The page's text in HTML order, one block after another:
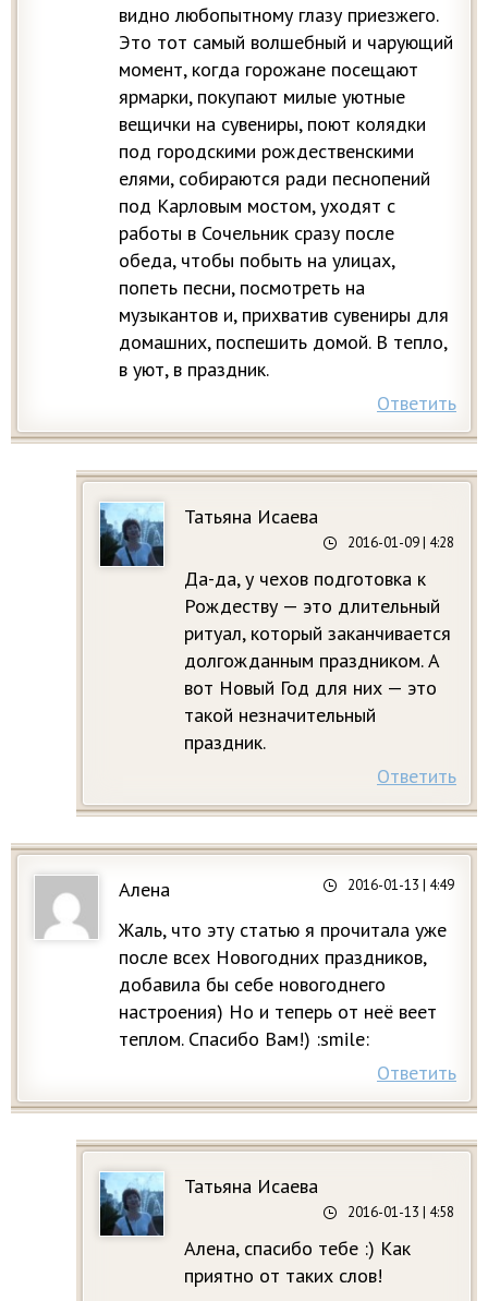
видно любопытному глазу приезжего.
Это тот самый волшебный и чарующий
момент, когда горожане посещают
ярмарки, покупают милые уютные
вещички на сувениры, поют колядки
под городскими рождественскими
елями, собираются ради песнопений
под Карловым мостом, уходят с
работы в Сочельник сразу после
обеда, чтобы побыть на улицах,
попеть песни, посмотреть на
музыкантов и, прихватив сувениры для
домашних, поспешить домой. В тепло,
в уют, в праздник.
Ответить
Татьяна Исаева
2016-01-09| 4:28
Да-да, у чехов подготовка к
Рождеству — это длительный
ритуал, который заканчивается
долгожданным праздником. А
вот Новый Год для них — это
такой незначительный
праздник.
Ответить
Алена 2016-01-13 | 4:49
Жаль, что эту статью я прочитала уже
после всех Новогодних праздников,
добавила бы себе новогоднего
настроения) Но и теперь от неё веет
теплом. Спасибо Вам!) :smile:
Ответить
Татьяна Исаева
2016-01-13 | 4:58
Алена, спасибо тебе :) Как
приятно от таких слов!